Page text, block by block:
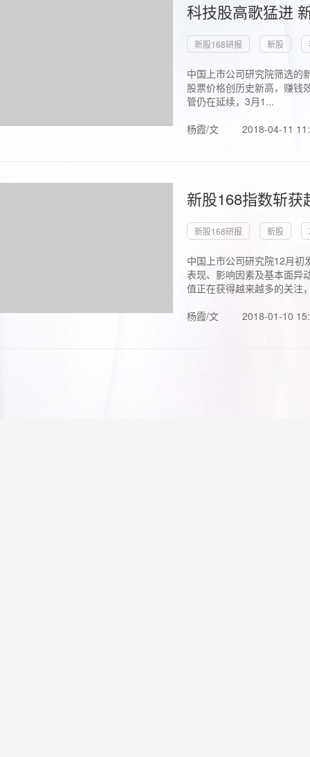
科技股高歌猛进
新股168研报 新股
中国上市公司研究院筛选的
股票价格创历史新高，赚钱
管仍在延续，3月1...
杨霞/文
2018-04-11
新股168指数斩
新股168研报 新股
中国上市公司研究院12月初
表现、影响因素及基本面异
值正在获得越来越多的关注
杨霞/文
2018-01-10